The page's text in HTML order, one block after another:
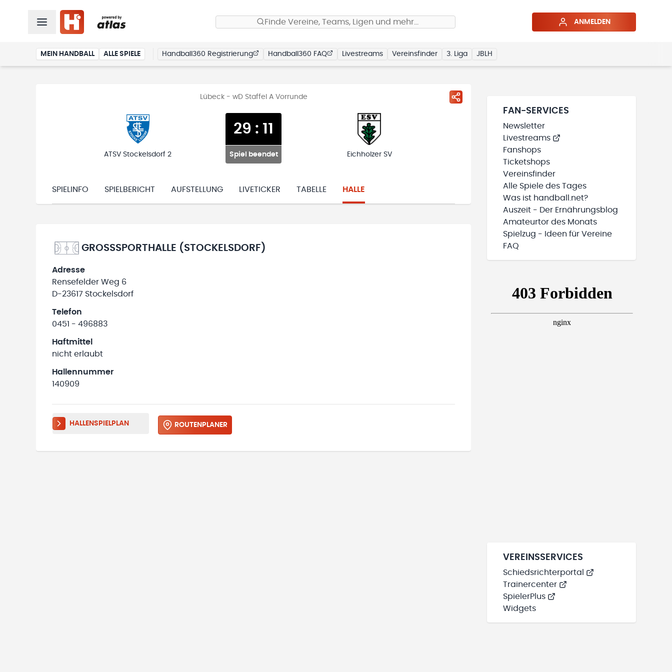
Finde Vereine, Teams, Ligen und mehr… ANMELDEN
MEIN HANDBALL ALLE SPIELE Handball360 Registrierung Handball360 FAQ Livestreams Vereinsfinder 3. Liga JBLH
Lübeck - wD Staffel A Vorrunde
ATSV Stockelsdorf 2
29 : 11
Spiel beendet Eichholzer SV
SPIELINFO SPIELBERICHT AUFSTELLUNG LIVETICKER TABELLE HALLE
GROSSSPORTHALLE (STOCKELSDORF)
Adresse
Rensefelder Weg 6
D-23617 Stockelsdorf
Telefon
0451 - 496883
Haftmittel
nicht erlaubt
Hallennummer
140909
HALLENSPIELPLAN ROUTENPLANER
FAN-SERVICES
Newsletter
Livestreams
Fanshops
Ticketshops
Vereinsfinder
Alle Spiele des Tages
Was ist handball.net?
Auszeit - Der Ernährungsblog
Amateurtor des Monats
Spielzug - Ideen für Vereine
FAQ
VEREINSSERVICES
Schiedsrichterportal
Trainercenter
SpielerPlus
Widgets